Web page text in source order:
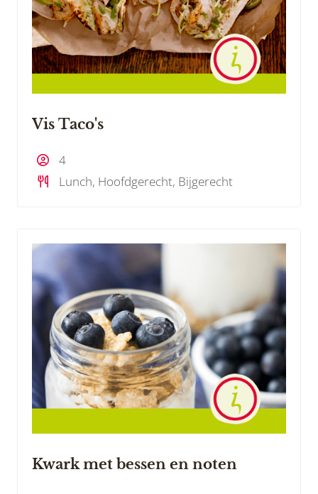
Vis Taco's
4
Lunch, Hoofdgerecht, Bijgerecht
Kwark met bessen en noten